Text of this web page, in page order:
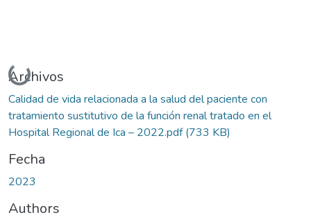
Cargando...
Archivos
Calidad de vida relacionada a la salud del paciente con
tratamiento sustitutivo de la función renal tratado en el
Hospital Regional de Ica – 2022.pdf(733 KB)
Fecha
2023
Authors